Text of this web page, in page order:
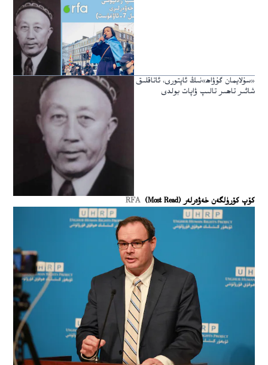
«سۇلايمان گۇۋاھ»نىڭ ئاپتورى، ئاتاقلىق
شائىر تاھىر تالىپ ۋاپات بولدى
كۆپ كۆرۈلگەن خەۋەرلەر (Most Read) RFA